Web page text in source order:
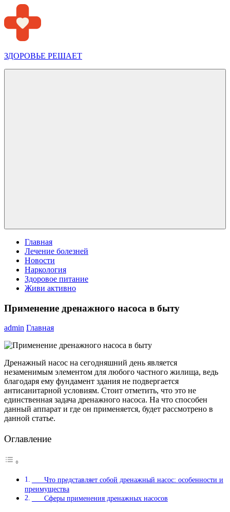
Перейти
к
содержимому
ЗДОРОВЬЕ РЕШАЕТ
Главная
Лечение болезней
Новости
Наркология
Здоровое питание
Живи активно
Применение дренажного насоса в быту
admin Главная
Дренажный насос на сегодняшний день является
незаменимым элементом для любого частного жилища, ведь
благодаря ему фундамент здания не подвергается
антисанитарной условиям. Стоит отметить, что это не
единственная задача дренажного насоса. На что способен
данный аппарат и где он применяется, будет рассмотрено в
данной статье.
Оглавление
Что представляет собой дренажный насос: особенности и
преимущества
Сферы применения дренажных насосов